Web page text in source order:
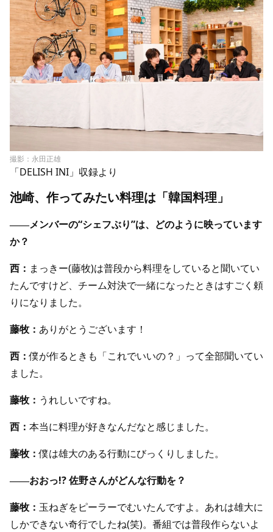
撮影：永田正雄
「DELISH INI」収録より
池崎、作ってみたい料理は「韓国料理」
――メンバーの“シェフぶり”は、どのように映っています
か？
西： まっきー(藤牧)は普段から料理をしていると聞いてい
たんですけど、チーム対決で一緒になったときはすごく頼
りになりました。
藤牧： ありがとうございます！
西：僕が作るときも「これでいいの？」って全部聞いてい
ました。
藤牧： うれしいですね。
西： 本当に料理が好きなんだなと感じました。
藤牧：僕は雄大のある行動にびっくりしました。
――おおっ!? 佐野さんがどんな行動を？
藤牧： 玉ねぎをピーラーでむいたんですよ。あれは雄大に
しかできない奇行でしたね(笑)。番組では普段作らないよ